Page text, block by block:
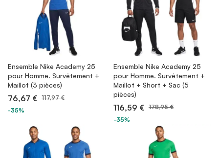
Ensemble Nike Academy 25
pour Homme. Survêtement +
Maillot (3 pièces)
76,67 € 117,97 €
-35%
Ensemble Nike Academy 25
pour Homme. Survêtement +
Maillot + Short + Sac (5
pièces)
116,59 € 178,95 €
-35%